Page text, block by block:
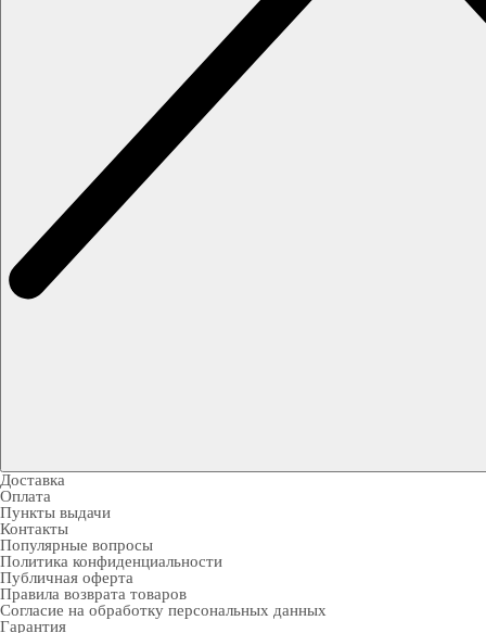
Доставка
Оплата
Пункты выдачи
Контакты
Популярные вопросы
Политика конфиденциальности
Публичная оферта
Правила возврата товаров
Согласие на обработку персональных данных
Гарантия